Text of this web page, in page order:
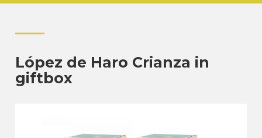
López de Haro Crianza in
giftbox